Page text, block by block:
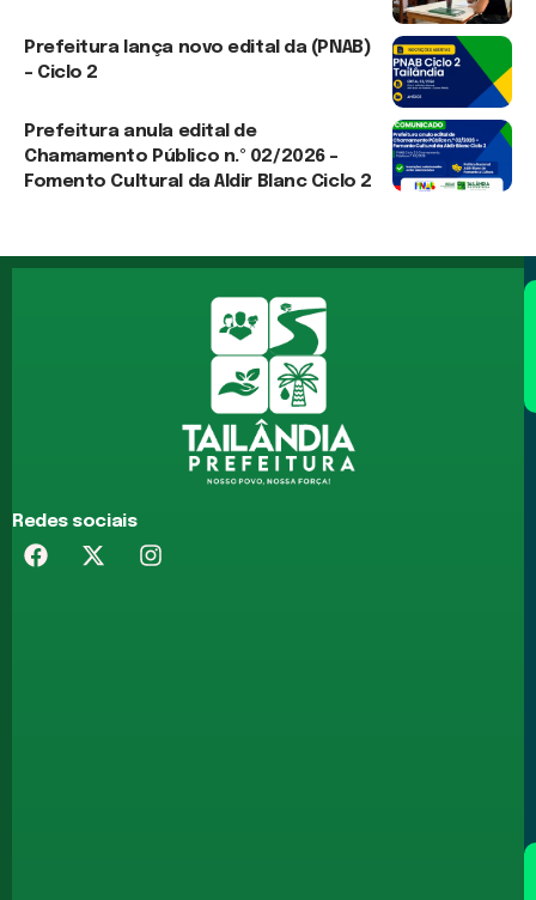
Prefeitura lança novo edital da (PNAB)
– Ciclo 2
Prefeitura anula edital de
Chamamento Público n.º 02/2026 –
Fomento Cultural da Aldir Blanc Ciclo 2
Redes sociais